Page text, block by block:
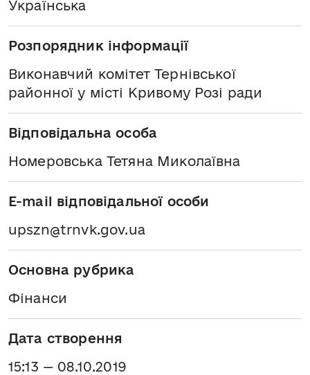
Українська
Розпорядник інформації
Виконавчий комітет Тернівської
районної у місті Кривому Розі ради
Відповідальна особа
Номеровська Тетяна Миколаївна
E-mail відповідальної особи
upszn@trnvk.gov.ua
Основна рубрика
Фінанси
Дата створення
15:13 — 08.10.2019